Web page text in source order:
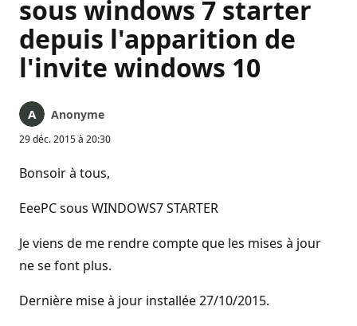
sous windows 7 starter
depuis l'apparition de
l'invite windows 10
Anonyme
29 déc. 2015 à 20:30
Bonsoir à tous,
EeePC sous WINDOWS7 STARTER
Je viens de me rendre compte que les mises à jour
ne se font plus.
Dernière mise à jour installée 27/10/2015.